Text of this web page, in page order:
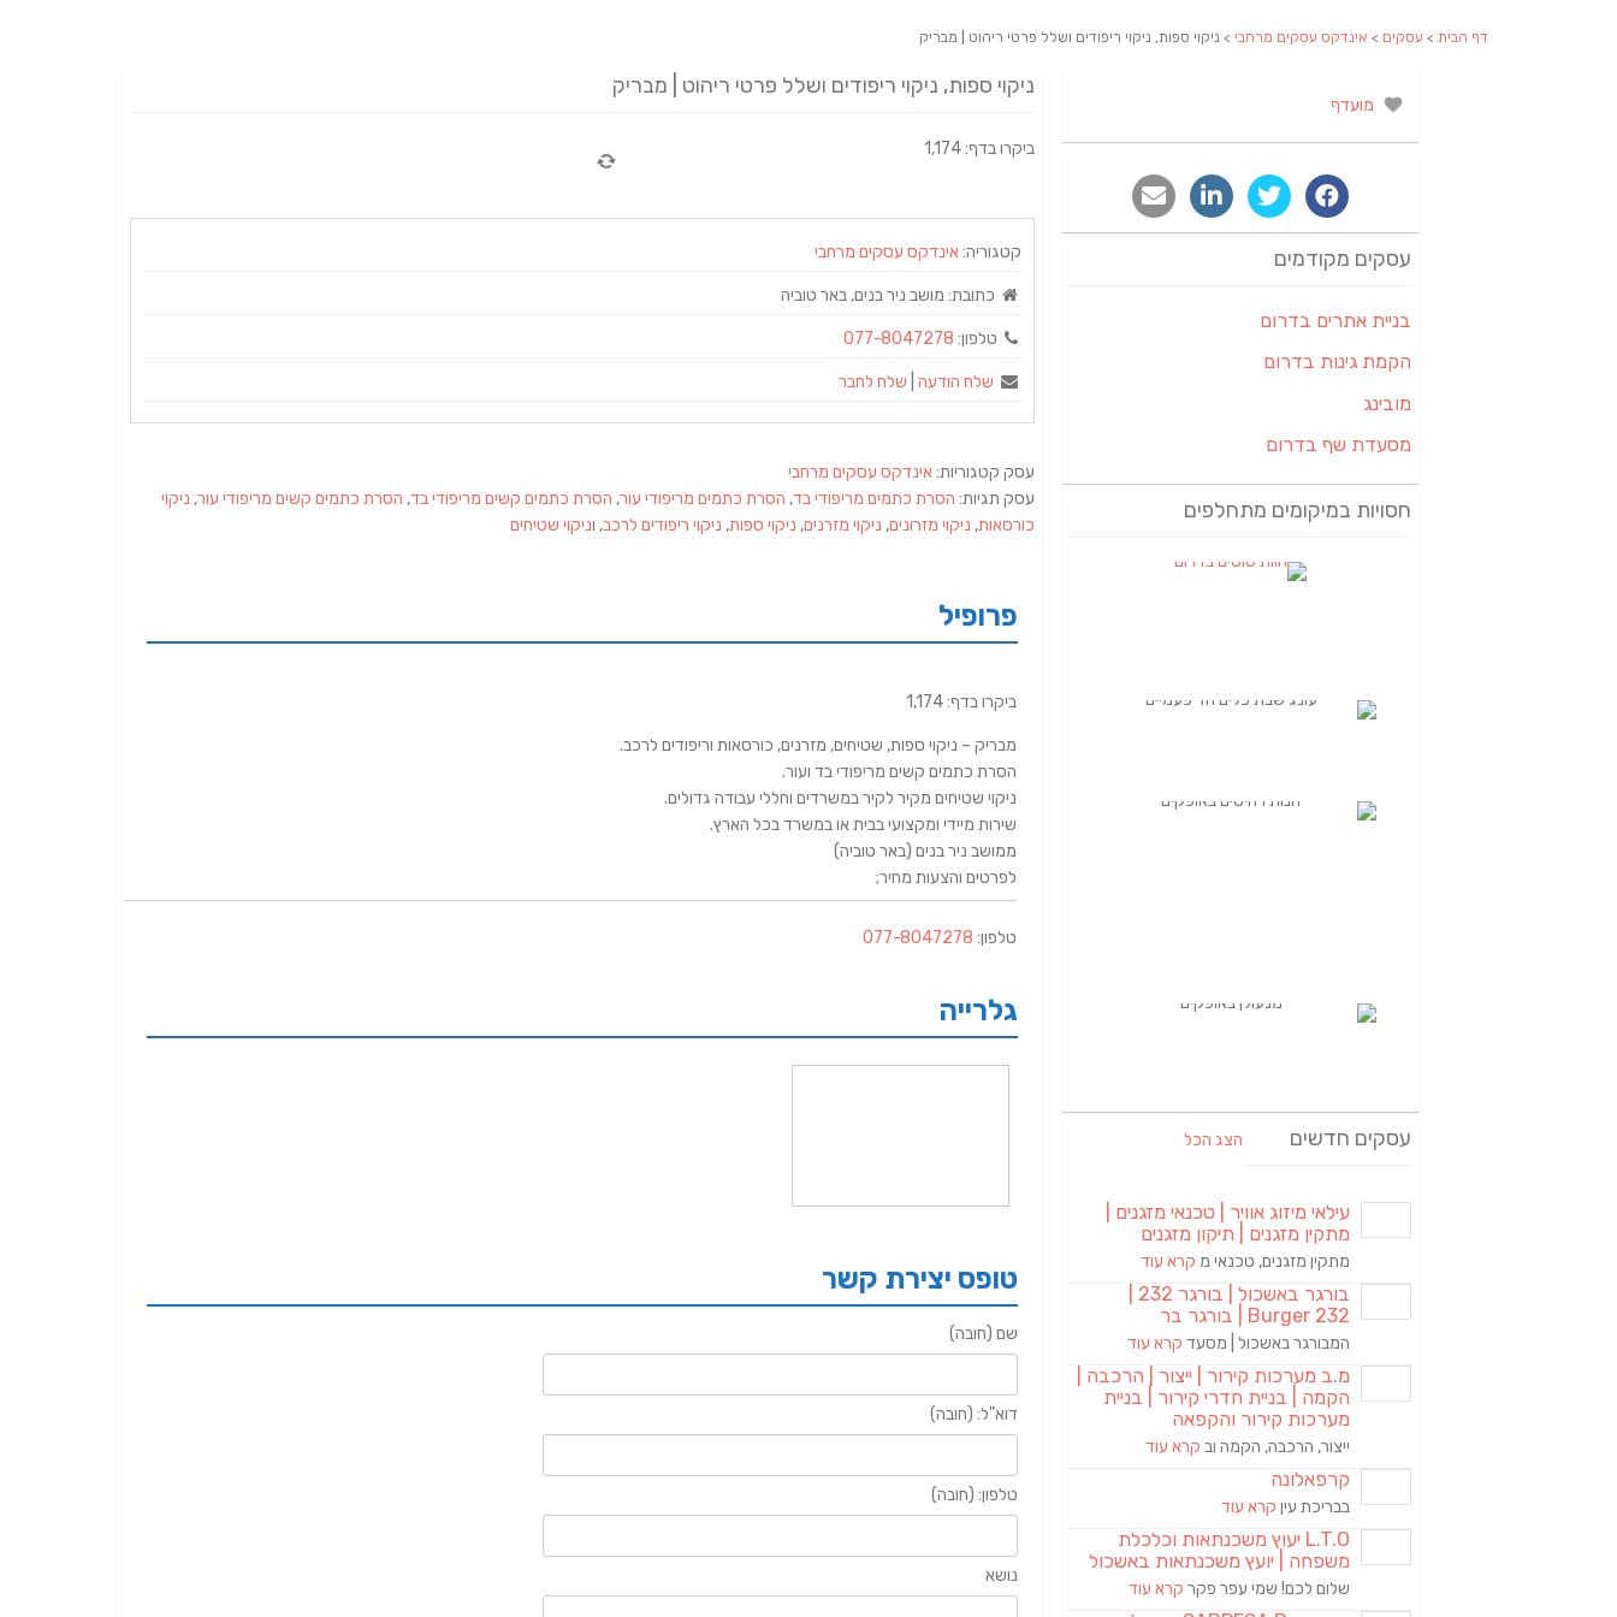
דף הבית > עסקים > אינדקס עסקים מרחבי > ניקוי ספות, ניקוי ריפודים ושלל פרטי ריהוט | מבריק
ניקוי ספות, ניקוי ריפודים ושלל פרטי ריהוט | מבריק
ביקרו בדף: 1,174
קטגוריה:אינדקס עסקים מרחבי
כתובת: מושב ניר בנים, באר טוביה
טלפון: 077-8047278
שלח הודעה שלח לחבר
עסק קטגוריות:אינדקס עסקים מרחבי
עסק תגיות: הסרת כתמים מריפודי בד, הסרת כתמים מריפודי עור, הסרת כתמים קשים מריפודי בד, הסרת כתמים קשים מריפודי עור, ניקוי
כורסאות, ניקוי מזרונים, ניקוי מזרנים, ניקוי ספות, ניקוי ריפודים לרכב, וניקוי שטיחים
פרופיל
ביקרו בדף: 1,174
מבריק – ניקוי ספות, שטיחים, מזרנים, כורסאות וריפודים לרכב.
הסרת כתמים קשים מריפודי בד ועור.
ניקוי שטיחים מקיר לקיר במשרדים וחללי עבודה גדולים.
שירות מיידי ומקצועי בבית או במשרד בכל הארץ.
ממושב ניר בנים (באר טוביה)
לפרטים והצעות מחיר;
טלפון: 077-8047278
גלרייה
טופס יצירת קשר
שם (חובה)
דוא"ל: (חובה)
טלפון: (חובה)
נושא
מועדף
עסקים מקודמים
בניית אתרים בדרום
הקמת גינות בדרום
מובינג
מסעדת שף בדרום
חסויות במיקומים מתחלפים
עסקים חדשים הצג הכל
עילאי מיזוג אוויר | טכנאי מזגנים |
מתקין מזגנים | תיקון מזגנים
מתקין מזגנים, טכנאי מ קרא עוד
Burger 232 | בורגר בר
המבורגר באשכול | מסעד קרא עוד
מ.ב מערכות קירור | ייצור | הרכבה |
הקמה | בניית חדרי קירור | בניית
מערכות קירור והקפאה
ייצור, הרכבה, הקמה וב קרא עוד
קרפאלונה
בבריכת עין קרא עוד
L.T.O יעוץ משכנתאות וכלכלת
משפחה | יועץ משכנתאות באשכול
שלום לכם! שמי עפר פקר קרא עוד